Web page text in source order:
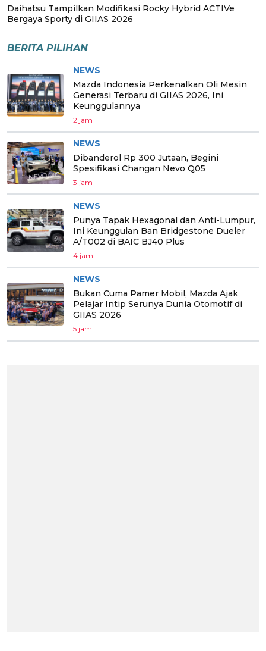
Daihatsu Tampilkan Modifikasi Rocky Hybrid ACTIVe
Bergaya Sporty di GIIAS 2026
BERITA PILIHAN
NEWS
Mazda Indonesia Perkenalkan Oli Mesin
Generasi Terbaru di GIIAS 2026, Ini
Keunggulannya
2 jam
NEWS
Dibanderol Rp 300 Jutaan, Begini
Spesifikasi Changan Nevo Q05
3 jam
NEWS
Punya Tapak Hexagonal dan Anti-Lumpur,
Ini Keunggulan Ban Bridgestone Dueler
A/T002 di BAIC BJ40 Plus
4 jam
NEWS
Bukan Cuma Pamer Mobil, Mazda Ajak
Pelajar Intip Serunya Dunia Otomotif di
GIIAS 2026
5 jam